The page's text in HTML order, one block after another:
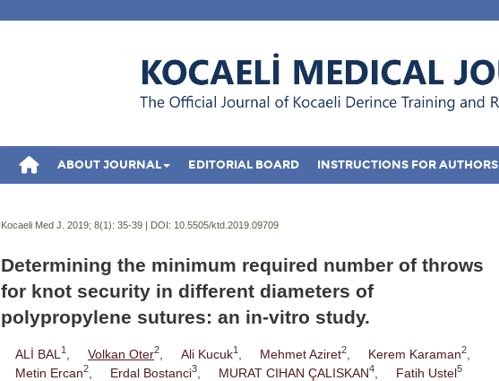
ABOUT JOURNAL EDITORIAL BOARD INSTRUCTIONS FOR AUTHORS
Kocaeli Med J. 2019; 8(1): 35-39 | DOI: 10.5505/ktd.2019.09709
Determining the minimum required number of throws
for knot security in different diameters of
polypropylene sutures: an in-vitro study.
ALİ BAL 1 Volkan Oter2 Ali Kucuk1 Mehmet Aziret2 Kerem Karaman2
Metin Ercan2 Erdal Bostanci3 MURAT CIHAN ÇALISKAN4 Fatih Ustel5